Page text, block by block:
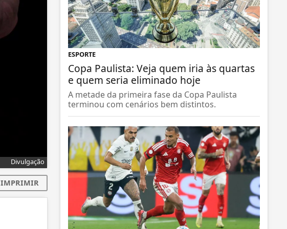
Divulgação
IMPRIMIR
ESPORTE
Copa Paulista: Veja quem iria às quartas
e quem seria eliminado hoje
A metade da primeira fase da Copa Paulista
terminou com cenários bem distintos.